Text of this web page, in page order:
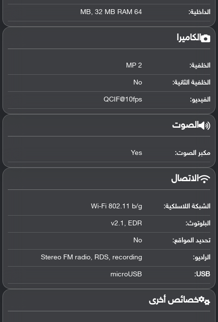
الداخلية: 64 MB, 32 MB RAM
الكاميرا
الخلفية: 2 MP
الخلفية الثانية: No
الفيديو: QCIF@10fps
الصوت
مكبر الصوت: Yes
الاتصال
الشبكة اللاسلكية: Wi-Fi 802.11 b/g
البلوتوث:
v2.1, EDR
تحديد المواقع:
No
الراديو: Stereo FM radio, RDS, recording
USB
:
microUSB
خصائص أخرى